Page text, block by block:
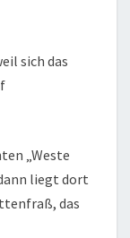
sich das
„Weste
liegt dort
das